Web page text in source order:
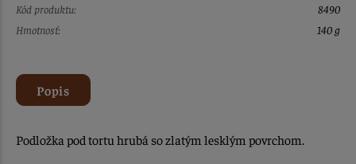
Kód produktu:
8490
Hmotnosť:
140 g
Popis
Podložka pod tortu hrubá so zlatým lesklým povrchom.